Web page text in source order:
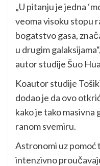
„U pitanju je jedna
veoma visoku stopu
bogatstvo gasa,
u drugim
autor studije Šuo
Koautor studije
dodao je da ovo
kako je tako masivna
ranom svemiru.
Astronomi uz pomoć
intenzivno